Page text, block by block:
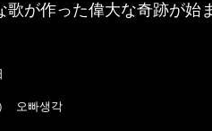
が作った偉大な奇跡が始
오빠생각